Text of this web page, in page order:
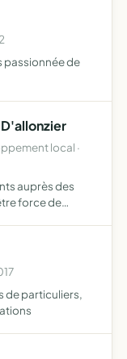
passionnée de
local ·
auprès des
force de
de particuliers,